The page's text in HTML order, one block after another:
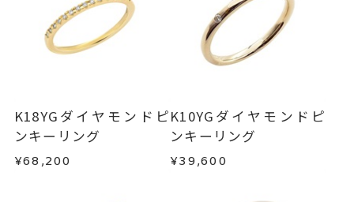
小：約1.1mm
カテゴリー
ピンキーリング
、
一粒ダイヤモンド
刻印
■お届け目安が「約1ヶ月半以内～」の商品
ご注文いただいてから在庫状況を確認いたしま
・在庫のご用意ができる場合： 約1週間～1ヶ月以
内を目安に発送いたします。
・受注生産となる場合： 商品ページに記載のある
わせフォームよりご連絡ください。
返品・交換以下の場合、商品の返品・交換・返金
・受注生産の商品
・お客さまのお手元で傷や汚れが発生した商品
・到着後ご連絡無く7日以上経過した商品
K18YGダイヤモンドピ
ンキーリング
¥68,200
K10YGダイヤモンドピ
ンキーリング
¥39,600